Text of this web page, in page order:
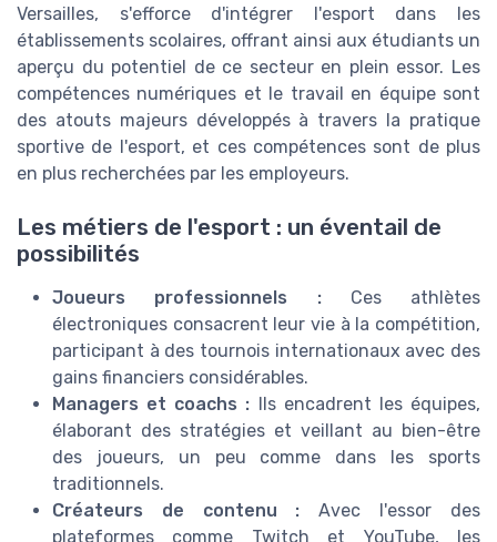
Versailles, s'efforce d'intégrer l'esport dans les
établissements scolaires, offrant ainsi aux étudiants un
aperçu du potentiel de ce secteur en plein essor. Les
compétences numériques et le travail en équipe sont
des atouts majeurs développés à travers la pratique
sportive de l'esport, et ces compétences sont de plus
en plus recherchées par les employeurs.
Les métiers de l'esport : un éventail de
possibilités
Joueurs professionnels :Ces athlètes
électroniques consacrent leur vie à la compétition,
participant à des tournois internationaux avec des
gains financiers considérables.
Managers et coachs : Ils encadrent les équipes,
élaborant des stratégies et veillant au bien-être
des joueurs, un peu comme dans les sports
traditionnels.
Créateurs de contenu : Avec l'essor des
plateformes comme Twitch et YouTube, les